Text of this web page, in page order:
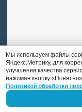
Мы используем файлы
Яндекс.Метрику, для
улучшения качества
нажимая кнопку
Политикой обработки